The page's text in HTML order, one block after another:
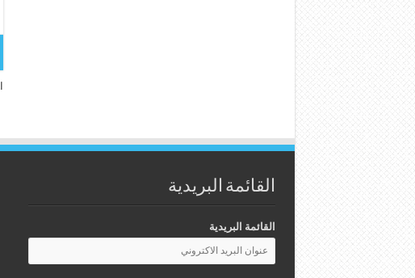
القائمة البريدية
القائمة البريدية